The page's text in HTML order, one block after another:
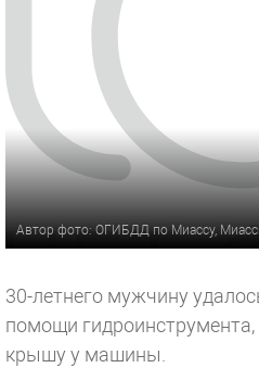
Автор фото: ОГИБДД по Миассу,
30-летнего мужчину
помощи
крышу у машины.